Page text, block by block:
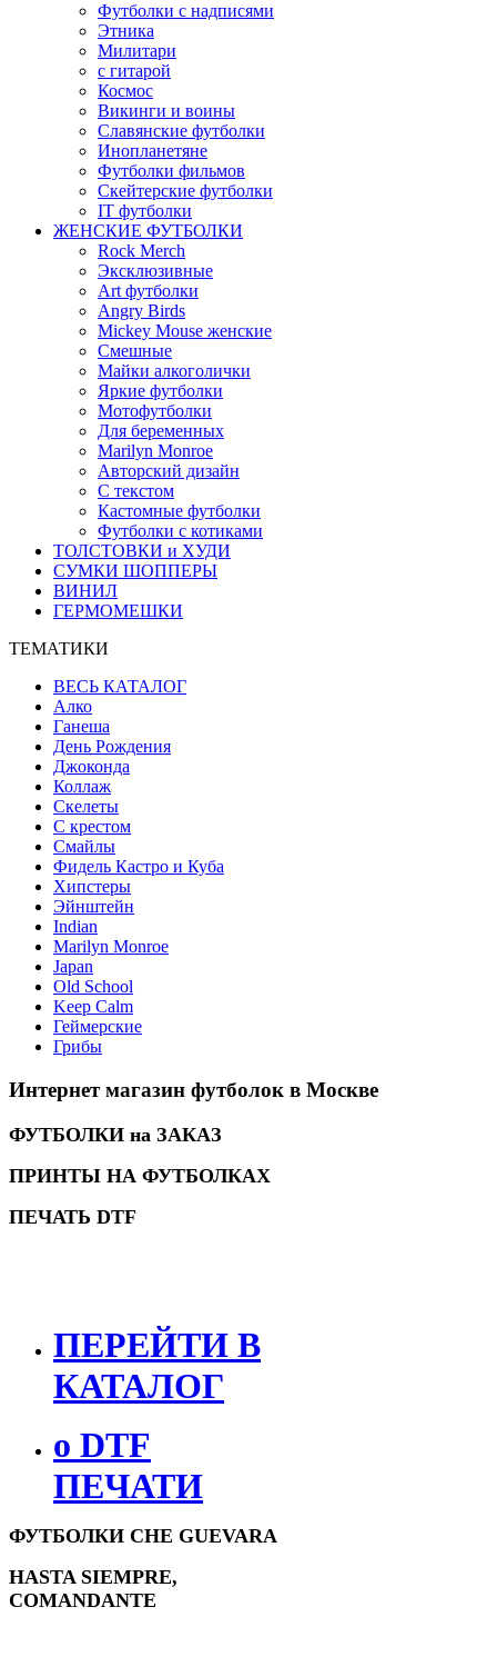
Футболки с надписями
Этника
Милитари
с гитарой
Космос
Викинги и воины
Славянские футболки
Инопланетяне
Футболки фильмов
Скейтерские футболки
IT футболки
ЖЕНСКИЕ ФУТБОЛКИ
Rock Merch
Эксклюзивные
Art футболки
Angry Birds
Mickey Mouse женские
Смешные
Майки алкоголички
Яркие футболки
Мотофутболки
Для беременных
Marilyn Monroe
Авторский дизайн
С текстом
Кастомные футболки
Футболки с котиками
ТОЛСТОВКИ и ХУДИ
СУМКИ ШОППЕРЫ
ВИНИЛ
ГЕРМОМЕШКИ
ТЕМАТИКИ
ВЕСЬ КАТАЛОГ
Алко
Ганеша
День Рождения
Джоконда
Коллаж
Скелеты
С крестом
Смайлы
Фидель Кастро и Куба
Хипстеры
Эйнштейн
Indian
Marilyn Monroe
Japan
Old School
Keep Calm
Геймерские
Грибы
Интернет магазин футболок в Москве
ФУТБОЛКИ на ЗАКАЗ
ПРИНТЫ НА ФУТБОЛКАХ
ПЕЧАТЬ DTF
ПЕРЕЙТИ В
КАТАЛОГ
о DTF
ПЕЧАТИ
ФУТБОЛКИ CHE GUEVARA
HASTA SIEMPRE,
COMANDANTE